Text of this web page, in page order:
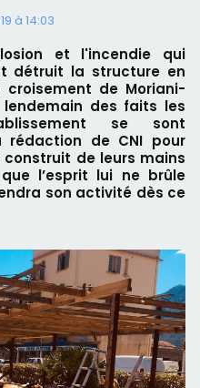
à 14:03
et l'incendie qui
détruit la structure en
de Moriani-
des faits les
se sont
de CNI pour
de leurs mains
l’esprit lui ne brûle
son activité dès ce